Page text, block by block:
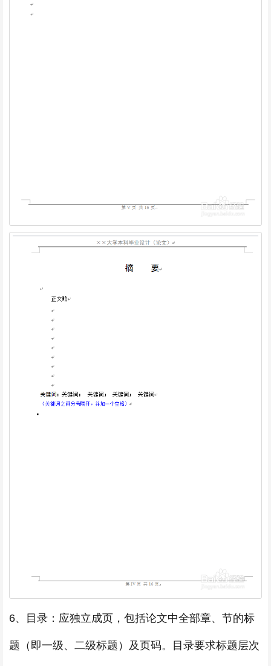
6、目录：应独立成页，包括论文中全部章、节的标
题（即一级、二级标题）及页码。目录要求标题层次